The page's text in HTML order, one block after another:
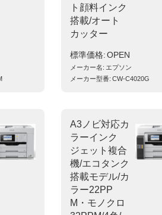
ト顔料インク
搭載/オート
カッター
標準価格 OPEN
メーカー名 エプソン
メーカー型番 CW-C4020G
A3ノビ対応カ
ラーインク
ジェット複合
機/エコタンク
搭載モデル/カ
ラー22PP
M・モノクロ